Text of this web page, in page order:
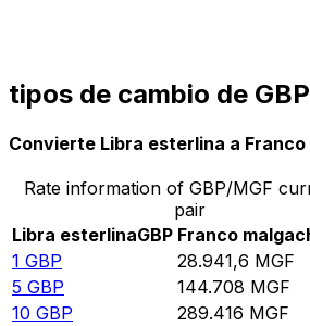
tipos de cambio de
Convierte Libra esterlina a
Rate information of GBP/MGF
pair
Libra esterlinaGBP Franco
1 GBP 28.941,6 MGF
5 GBP 144.708 MGF
10 GBP 289.416 MGF